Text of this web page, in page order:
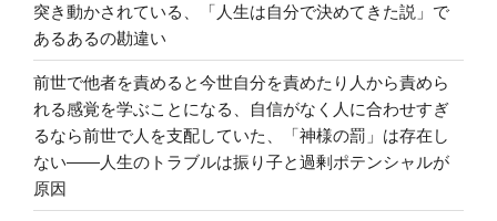
突き動かされている、「人生は自分で決めてきた説」で
あるあるの勘違い
前世で他者を責めると今世自分を責めたり人から責めら
れる感覚を学ぶことになる、自信がなく人に合わせすぎ
るなら前世で人を支配していた、「神様の罰」は存在し
ない――人生のトラブルは振り子と過剰ポテンシャルが
原因